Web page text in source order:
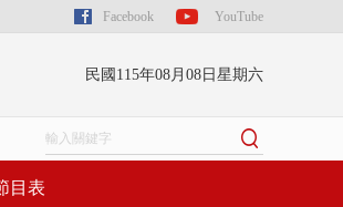
Facebook YouTube
民國115年08月08日星期六
目表